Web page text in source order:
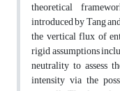
theoretical
introduced by Tang
the vertical flux of
rigid assumptions
neutrality to assess
intensity via the